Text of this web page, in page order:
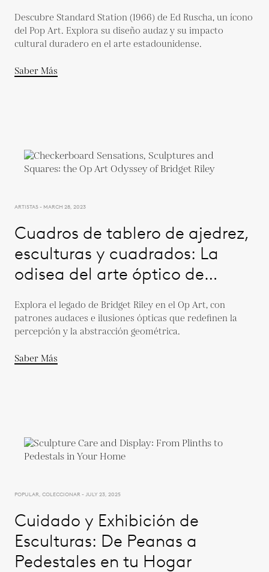
Descubre Standard Station (1966) de Ed Ruscha, un ícono
del Pop Art. Explora su diseño audaz y su impacto
cultural duradero en el arte estadounidense.
Saber Más
ARTISTAS - MARCH 28, 2023
Cuadros de tablero de ajedrez,
esculturas y cuadrados: La
odisea del arte óptico de
Explora el legado de Bridget Riley en el Op Art, con
patrones audaces e ilusiones ópticas que redefinen la
percepción y la abstracción geométrica.
Saber Más
POPULAR, COLECCIONAR - JULY 23, 2025
Cuidado y Exhibición de
Esculturas: De Peanas a
Pedestales en tu Hogar